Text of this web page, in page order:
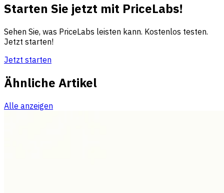
Starten Sie jetzt mit PriceLabs!
Sehen Sie, was PriceLabs leisten kann. Kostenlos testen.
Jetzt starten!
Jetzt starten
Ähnliche Artikel
Alle anzeigen